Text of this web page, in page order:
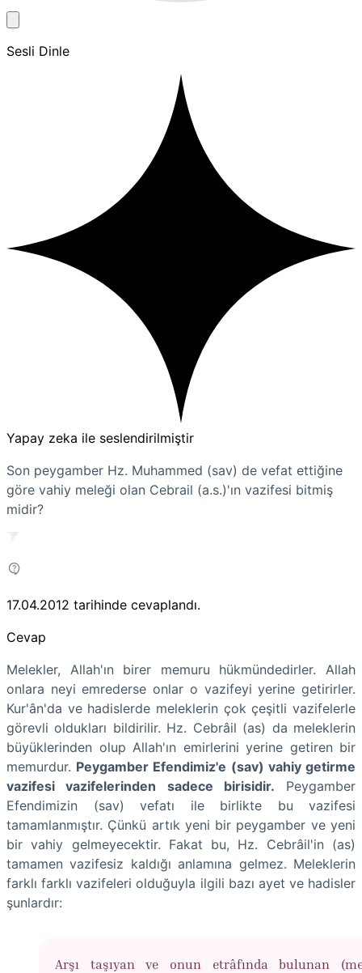
Sesli Dinle
Yapay zeka ile seslendirilmiştir
Son peygamber Hz. Muhammed (sav) de vefat ettiğine
göre vahiy meleği olan Cebrail (a.s.)'ın vazifesi bitmiş
midir?
17.04.2012 tarihinde cevaplandı.
Cevap
Melekler, Allah'ın birer memuru hükmündedirler. Allah
onlara neyi emrederse onlar o vazifeyi yerine getirirler.
Kur'ân'da ve hadislerde meleklerin çok çeşitli vazifelerle
görevli oldukları bildirilir. Hz. Cebrâil (as) da meleklerin
büyüklerinden olup Allah'ın emirlerini yerine getiren bir
memurdur. Peygamber Efendimiz'e (sav) vahiy getirme
vazifesi vazifelerinden sadece birisidir. Peygamber
Efendimizin (sav) vefatı ile birlikte bu vazifesi
tamamlanmıştır. Çünkü artık yeni bir peygamber ve yeni
bir vahiy gelmeyecektir. Fakat bu, Hz. Cebrâil'in (as)
tamamen vazifesiz kaldığı anlamına gelmez. Meleklerin
farklı farklı vazifeleri olduğuyla ilgili bazı ayet ve hadisler
şunlardır:
Arşı taşıyan ve onun etrâfında bulunan